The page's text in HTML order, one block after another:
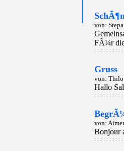
von:
FÃ¼r die
: : : : : : : : : :
Gruss
von: Thilo
Hallo
: : : : : : : : : :
von:
Bonjour
: : : : : : : : : :